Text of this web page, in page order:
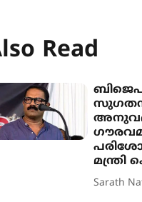
Read
മന്ത്രി
Sarath